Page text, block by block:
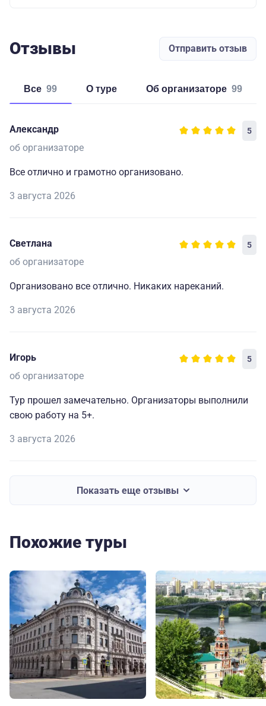
Отзывы Отправить отзыв
Все 99 о туре об организаторе 99
Александр 5
об организаторе
Все отлично и грамотно организовано.
3 августа 2026
Светлана 5
об организаторе
Организовано все отлично. Никаких нареканий.
3 августа 2026
Игорь 5
об организаторе
Тур прошел замечательно. Организаторы выполнили
свою работу на 5+.
3 августа 2026
Показать еще отзывы
Похожие туры